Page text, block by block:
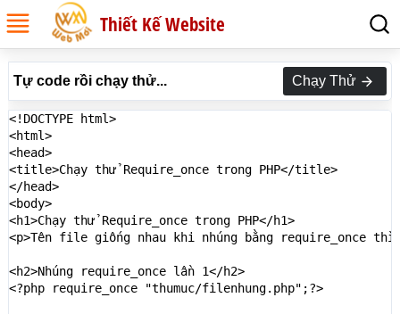
Thiết Kế Website
Tự code rồi chạy thử... Chạy Thử
<!DOCTYPE html>
<html>
<head>
<title>Chạy thử Require_once trong PHP</title>
</head>
<body>
<h1>Chạy thử Require_once trong PHP</h1>
<p>Tên file giống nhau khi nhúng bằng
<h2>Nhúng require_once lần 1</h2>
<?php require_once "thumuc/filenhung.php";?>